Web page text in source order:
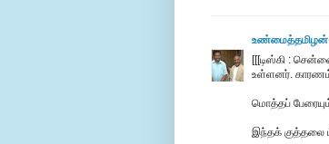
உண்மைத்தமிழன்
[[[டிஸ்கி :
உள்ளனர். காரணம்
மொத்தப்
இந்தக் குத்தலை